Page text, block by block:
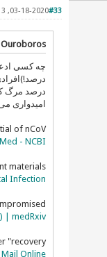
#33
03-18-2020, 08:13 AM
Ouroboros نوشته:
چه کسی
درصد مرگ
امیدواری
of nCoV
- NCBI
materials
Infection
| medRxiv
"recovery"
Online